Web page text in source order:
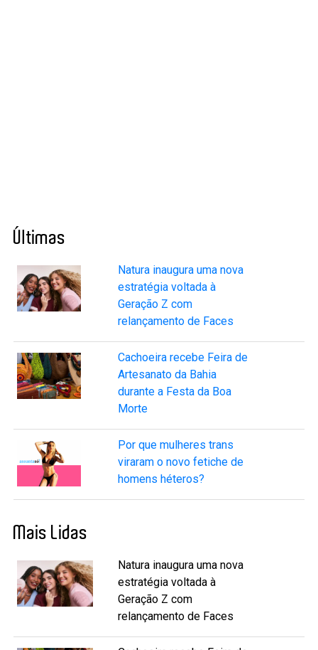
Últimas
Natura inaugura uma nova
estratégia voltada à
Geração Z com
relançamento de Faces
Cachoeira recebe Feira de
Artesanato da Bahia
durante a Festa da Boa
Morte
Por que mulheres trans
viraram o novo fetiche de
homens héteros?
Mais Lidas
Natura inaugura uma nova
estratégia voltada à
Geração Z com
relançamento de Faces